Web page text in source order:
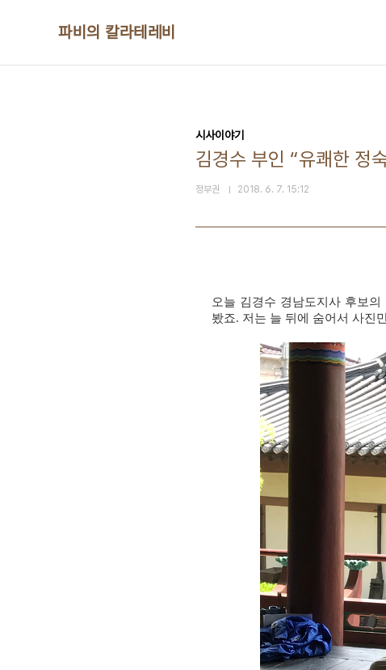
파비의 칼라테레비
시사이야기
김경수 부인 “유쾌한 정
정부권 2018. 6. 7. 15:12
오늘 김경수 경남도지사 후보
봤죠. 저는 늘 뒤에 숨어서 사진